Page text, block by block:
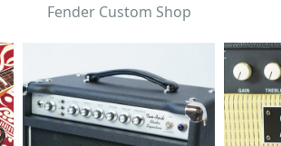
Fender Custom Shop